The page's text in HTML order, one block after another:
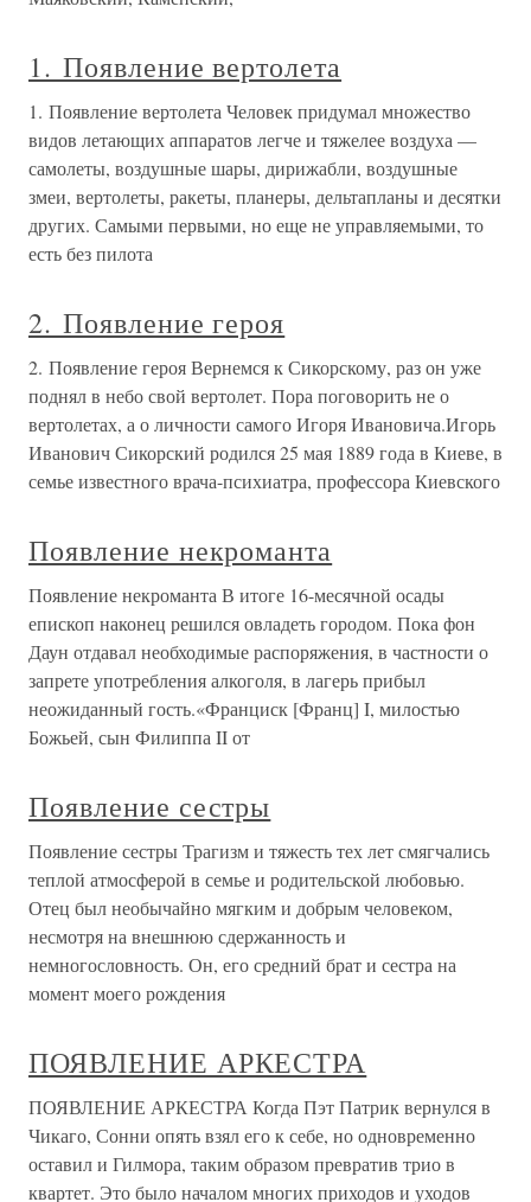
1. Появление вертолета
1. Появление вертолета Человек придумал множество
видов летающих аппаратов легче и тяжелее воздуха —
самолеты, воздушные шары, дирижабли, воздушные
змеи, вертолеты, ракеты, планеры, дельтапланы и десятки
других. Самыми первыми, но еще не управляемыми, то
есть без пилота
2. Появление героя
2. Появление героя Вернемся к Сикорскому, раз он уже
поднял в небо свой вертолет. Пора поговорить не о
вертолетах, а о личности самого Игоря Ивановича.Игорь
Иванович Сикорский родился 25 мая 1889 года в Киеве, в
семье известного врача-психиатра, профессора Киевского
Появление некроманта
Появление некроманта В итоге 16-месячной осады
епископ наконец решился овладеть городом. Пока фон
Даун отдавал необходимые распоряжения, в частности о
запрете употребления алкоголя, в лагерь прибыл
неожиданный гость.«Франциск [Франц] I, милостью
Божьей, сын Филиппа II от
Появление сестры
Появление сестры Трагизм и тяжесть тех лет смягчались
теплой атмосферой в семье и родительской любовью.
Отец был необычайно мягким и добрым человеком,
несмотря на внешнюю сдержанность и
немногословность. Он, его средний брат и сестра на
момент моего рождения
ПОЯВЛЕНИЕ АРКЕСТРА
ПОЯВЛЕНИЕ АРКЕСТРА Когда Пэт Патрик вернулся в
Чикаго, Сонни опять взял его к себе, но одновременно
оставил и Гилмора, таким образом превратив трио в
квартет. Это было началом многих приходов и уходов